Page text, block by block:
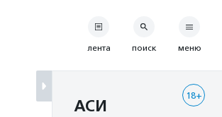
лента поиск меню
18+
АСИ